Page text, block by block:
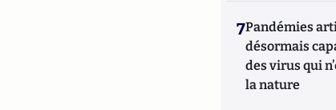
7Pandémies
désormais
des virus qui
la nature